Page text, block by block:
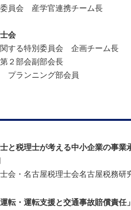
員会 産学官連携チーム長
会
する特別委員会 企画チーム長
２部会副部会長
プランニング部会員
と税理士が考える中小企業の事業
会・名古屋税理士会名古屋税務
転・運転支援と交通事故賠償責任」